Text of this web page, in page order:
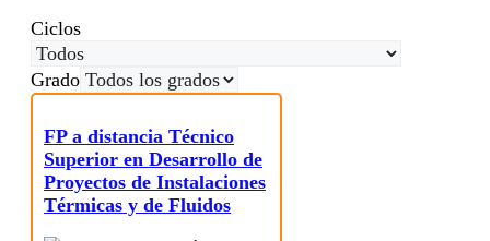
Ciclos
Grado
FP a distancia Técnico
Superior en Desarrollo de
Proyectos de Instalaciones
Térmicas y de Fluidos